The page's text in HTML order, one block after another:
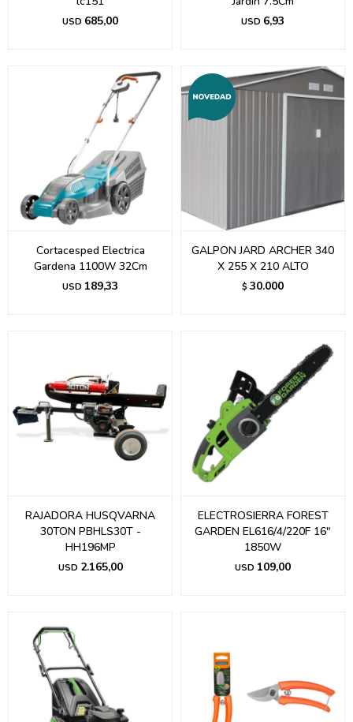
USD 685,00 USD 6,93
Cortacesped Electrica
Gardena 1100W 32Cm
USD 189,33
GALPON JARD ARCHER 340
X 255 X 210 ALTO
$ 30.000
RAJADORA HUSQVARNA
30TON PBHLS30T -
HH196MP
USD 2.165,00
ELECTROSIERRA FOREST
GARDEN EL616/4/220F 16"
1850W
USD 109,00